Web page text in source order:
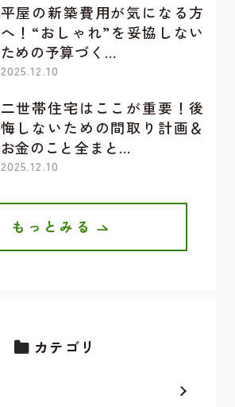
平屋の新築費用が気になる方
へ！“おしゃれ”を妥協しない
ための予算づく…
2025.12.10
二世帯住宅はここが重要！後
悔しないための間取り計画＆
お金のこと全まと…
2025.12.10
もっとみる
カテゴリ